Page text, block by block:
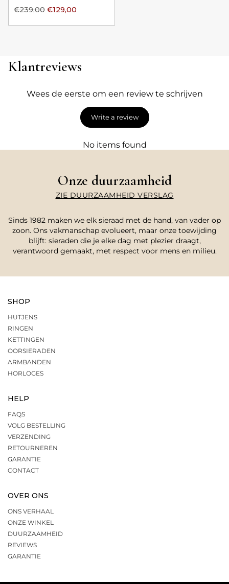
€239,00 €129,00
Klantreviews
Wees de eerste om een review te schrijven
Write a review
No items found
Onze duurzaamheid
ZIE DUURZAAMHEID VERSLAG
Sinds 1982 maken we elk sieraad met de hand, van vader op
zoon. Ons vakmanschap evolueert, maar onze toewijding
blijft: sieraden die je elke dag met plezier draagt,
verantwoord gemaakt, met respect voor mens en milieu.
SHOP
HUTJENS
RINGEN
KETTINGEN
OORSIERADEN
ARMBANDEN
HORLOGES
HELP
FAQS
VOLG BESTELLING
VERZENDING
RETOURNEREN
GARANTIE
CONTACT
OVER ONS
ONS VERHAAL
ONZE WINKEL
DUURZAAMHEID
REVIEWS
GARANTIE